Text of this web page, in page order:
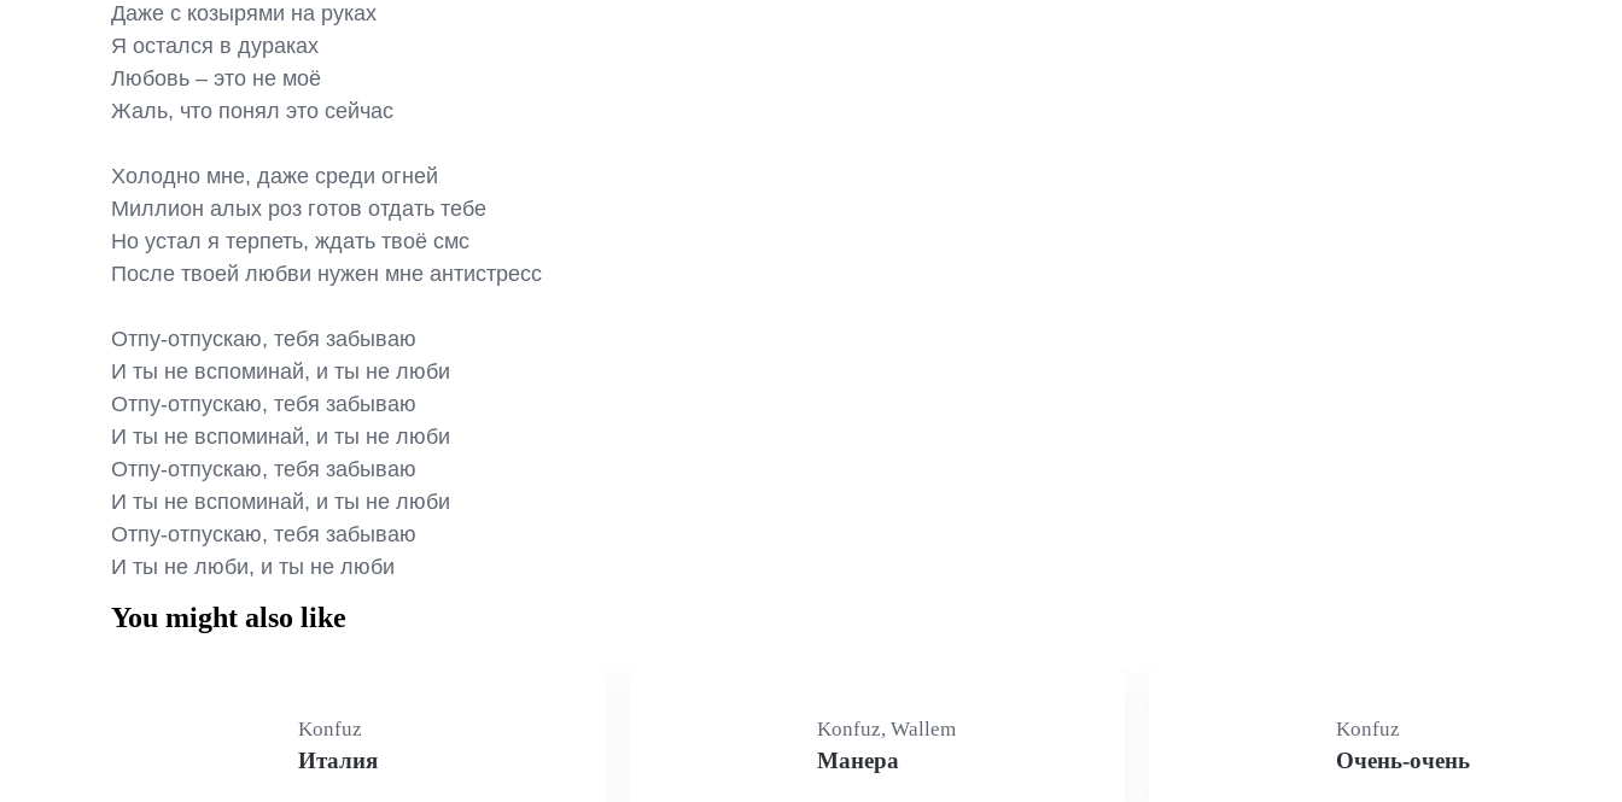
Даже с козырями на руках
Я остался в дураках
Любовь – это не моё
Жаль, что понял это сейчас
Холодно мне, даже среди огней
Миллион алых роз готов отдать тебе
Но устал я терпеть, ждать твоё смс
После твоей любви нужен мне антистресс
Отпу-отпускаю, тебя забываю
И ты не вспоминай, и ты не люби
Отпу-отпускаю, тебя забываю
И ты не вспоминай, и ты не люби
Отпу-отпускаю, тебя забываю
И ты не вспоминай, и ты не люби
Отпу-отпускаю, тебя забываю
И ты не люби, и ты не люби
You might also like
Konfuz
Италия
Konfuz, Wallem
Манера
Konfuz
Очень-очень